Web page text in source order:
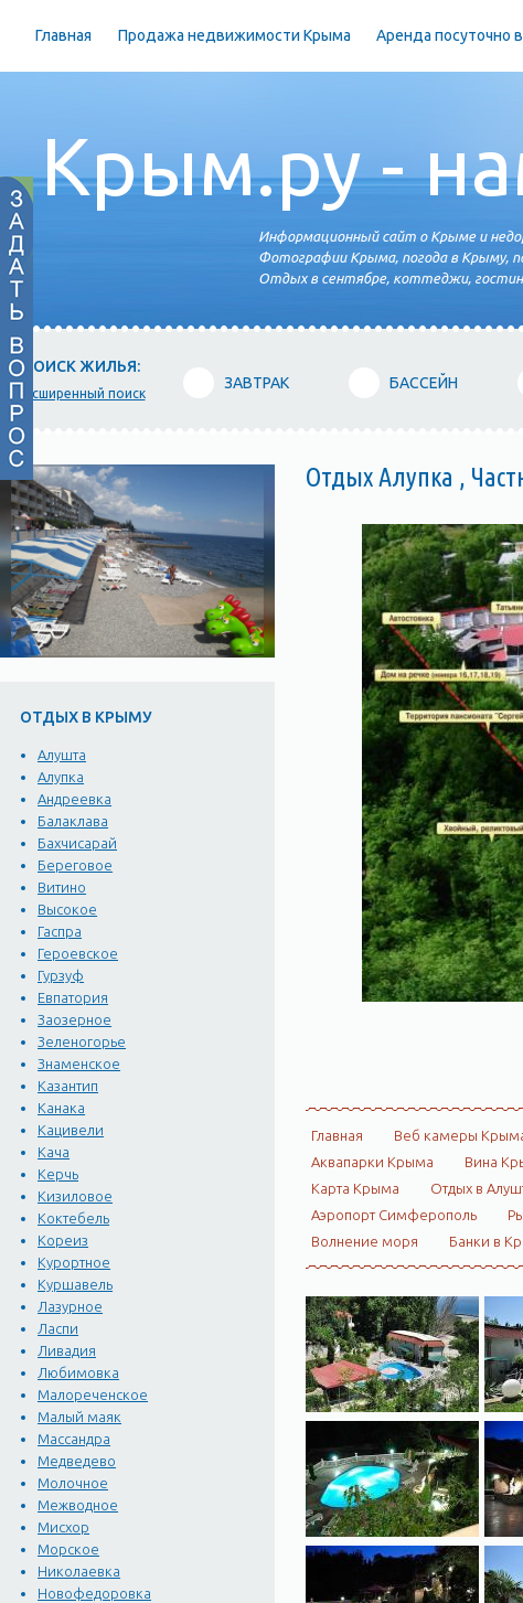
Главная Продажа недвижимости Крыма Аренда посуточно
Крым.ру -
Информационный сайт о Крыме и
Фотографии Крыма, погода в Крыму,
Отдых в сентябре, коттеджи,
ПОИСК ЖИЛЬЯ:
расширенный поиск
ЗАВТРАК БАССЕЙН
ОТДЫХ В КРЫМУ
Алушта
Алупка
Андреевка
Балаклава
Бахчисарай
Береговое
Витино
Высокое
Гаспра
Героевское
Гурзуф
Евпатория
Заозерное
Зеленогорье
Знаменское
Казантип
Канака
Кацивели
Кача
Керчь
Кизиловое
Коктебель
Кореиз
Курортное
Куршавель
Лазурное
Ласпи
Ливадия
Любимовка
Малореченское
Малый маяк
Массандра
Медведево
Молочное
Межводное
Мисхор
Морское
Николаевка
Новофедоровка
Отдых Алупка ,
Главная Веб камеры
Аквапарки Крыма
Вина
Карта Крыма
Отдых в
Аэропорт Симферополь
Волнение моря
Банки в